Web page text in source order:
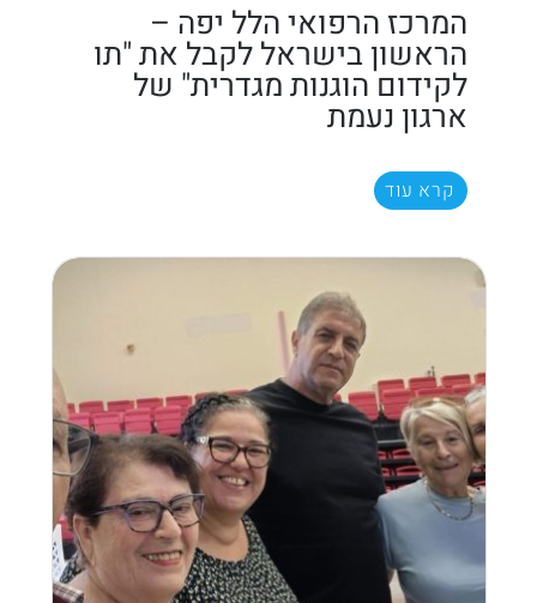
המרכז הרפואי הלל יפה –
הראשון בישראל לקבל את "תו
לקידום הוגנות מגדרית" של
ארגון נעמת
קרא עוד